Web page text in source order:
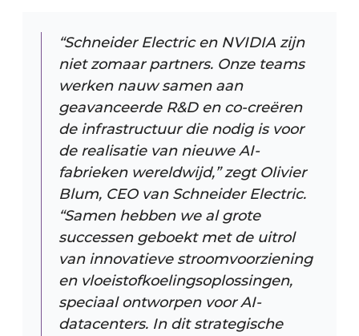
“Schneider Electric en NVIDIA zijn
niet zomaar partners. Onze teams
werken nauw samen aan
geavanceerde R&D en co-creëren
de infrastructuur die nodig is voor
de realisatie van nieuwe AI-
fabrieken wereldwijd,” zegt Olivier
Blum, CEO van Schneider Electric.
“Samen hebben we al grote
successen geboekt met de uitrol
van innovatieve stroomvoorziening
en vloeistofkoelingsoplossingen,
speciaal ontworpen voor AI-
datacenters. In dit strategische